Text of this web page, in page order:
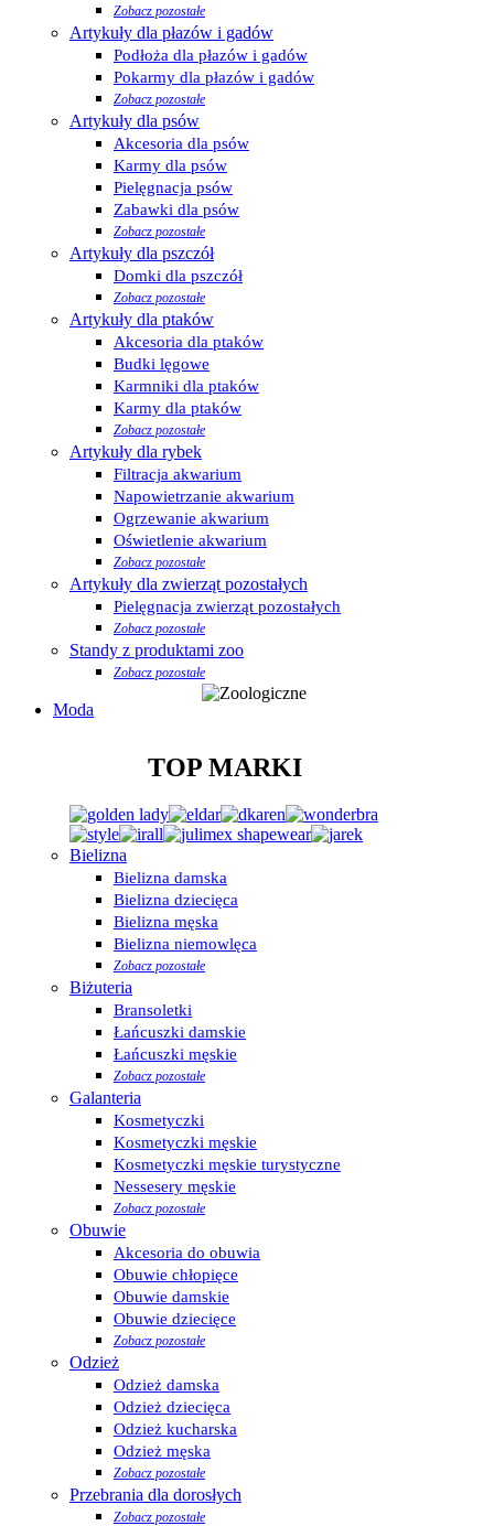
Zobacz pozostałe
Artykuły dla płazów i gadów
Podłoża dla płazów i gadów
Pokarmy dla płazów i gadów
Zobacz pozostałe
Artykuły dla psów
Akcesoria dla psów
Karmy dla psów
Pielęgnacja psów
Zabawki dla psów
Zobacz pozostałe
Artykuły dla pszczół
Domki dla pszczół
Zobacz pozostałe
Artykuły dla ptaków
Akcesoria dla ptaków
Budki lęgowe
Karmniki dla ptaków
Karmy dla ptaków
Zobacz pozostałe
Artykuły dla rybek
Filtracja akwarium
Napowietrzanie akwarium
Ogrzewanie akwarium
Oświetlenie akwarium
Zobacz pozostałe
Artykuły dla zwierząt pozostałych
Pielęgnacja zwierząt pozostałych
Zobacz pozostałe
Standy z produktami zoo
Zobacz pozostałe
Moda
TOP MARKI
Bielizna
Bielizna damska
Bielizna dziecięca
Bielizna męska
Bielizna niemowlęca
Zobacz pozostałe
Biżuteria
Bransoletki
Łańcuszki damskie
Łańcuszki męskie
Zobacz pozostałe
Galanteria
Kosmetyczki
Kosmetyczki męskie
Kosmetyczki męskie turystyczne
Nessesery męskie
Zobacz pozostałe
Obuwie
Akcesoria do obuwia
Obuwie chłopięce
Obuwie damskie
Obuwie dziecięce
Zobacz pozostałe
Odzież
Odzież damska
Odzież dziecięca
Odzież kucharska
Odzież męska
Zobacz pozostałe
Przebrania dla dorosłych
Zobacz pozostałe